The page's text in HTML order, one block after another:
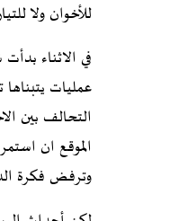
للأخوان ولا
في الاثناء
عمليات
التحالف بين
وترفض فكرة